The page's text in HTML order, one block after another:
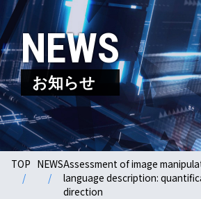
NEWS
お知らせ
TOP NEWSAssessment of image
language description:
direction